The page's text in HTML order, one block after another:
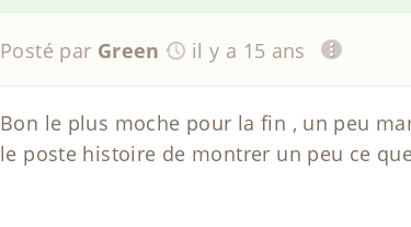
Posté par Green il y a 15 ans
Bon le plus moche pour la fin , un peu
le poste histoire de montrer un peu ce